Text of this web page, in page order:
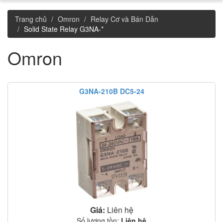
Trang chủ Omron
Relay Cơ và Bán Dẫn
Solid State Relay G3NA-*
Omron
G3NA-210B DC5-24
Giá: Liên hệ